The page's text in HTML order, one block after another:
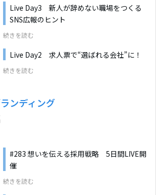
Live Day3 新人が辞めない職場をつくる
SNS広報のヒント
続きを読む
Live Day2 求人票で“選ばれる会社”に！
続きを読む
ンディング
#283 想いを伝える採用戦略 5日間LIVE開
催
続きを読む